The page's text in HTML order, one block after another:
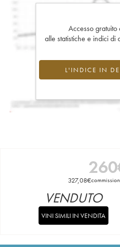
Accesso gratuito
alle statistiche e indici
L'INDICE IN
260
327,08€
VENDUTO
VINI SIMILI IN VENDITA